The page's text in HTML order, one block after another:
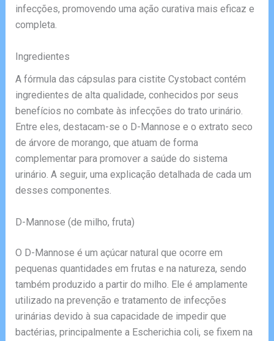
infecções, promovendo uma ação curativa mais eficaz e
completa.
Ingredientes
A fórmula das cápsulas para cistite Cystobact contém
ingredientes de alta qualidade, conhecidos por seus
benefícios no combate às infecções do trato urinário.
Entre eles, destacam-se o D-Mannose e o extrato seco
de árvore de morango, que atuam de forma
complementar para promover a saúde do sistema
urinário. A seguir, uma explicação detalhada de cada um
desses componentes.
D-Mannose (de milho, fruta)
O D-Mannose é um açúcar natural que ocorre em
pequenas quantidades em frutas e na natureza, sendo
também produzido a partir do milho. Ele é amplamente
utilizado na prevenção e tratamento de infecções
urinárias devido à sua capacidade de impedir que
bactérias, principalmente a Escherichia coli, se fixem na